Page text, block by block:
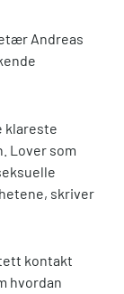
Andreas
klareste
Lover som
skriver
kontakt
hvordan